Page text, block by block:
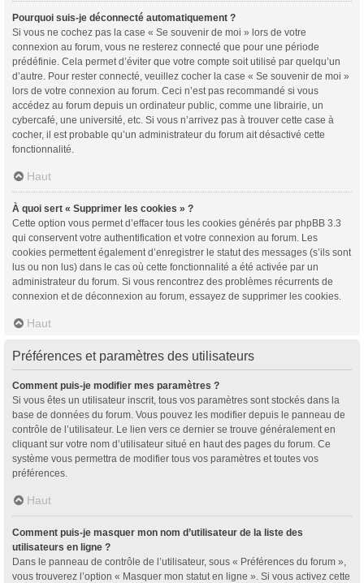
Pourquoi suis-je déconnecté automatiquement ?
Si vous ne cochez pas la case « Se souvenir de moi » lors de votre
connexion au forum, vous ne resterez connecté que pour une période
prédéfinie. Cela permet d’éviter que votre compte soit utilisé par quelqu’un
d’autre. Pour rester connecté, veuillez cocher la case « Se souvenir de moi »
lors de votre connexion au forum. Ceci n’est pas recommandé si vous
accédez au forum depuis un ordinateur public, comme une librairie, un
cybercafé, une université, etc. Si vous n’arrivez pas à trouver cette case à
cocher, il est probable qu’un administrateur du forum ait désactivé cette
fonctionnalité.
Haut
À quoi sert « Supprimer les cookies » ?
Cette option vous permet d’effacer tous les cookies générés par phpBB 3.3
qui conservent votre authentification et votre connexion au forum. Les
cookies permettent également d’enregistrer le statut des messages (s’ils sont
lus ou non lus) dans le cas où cette fonctionnalité a été activée par un
administrateur du forum. Si vous rencontrez des problèmes récurrents de
connexion et de déconnexion au forum, essayez de supprimer les cookies.
Haut
Préférences et paramètres des utilisateurs
Comment puis-je modifier mes paramètres ?
Si vous êtes un utilisateur inscrit, tous vos paramètres sont stockés dans la
base de données du forum. Vous pouvez les modifier depuis le panneau de
contrôle de l’utilisateur. Le lien vers ce dernier se trouve généralement en
cliquant sur votre nom d’utilisateur situé en haut des pages du forum. Ce
système vous permettra de modifier tous vos paramètres et toutes vos
préférences.
Haut
Comment puis-je masquer mon nom d’utilisateur de la liste des
utilisateurs en ligne ?
Dans le panneau de contrôle de l’utilisateur, sous « Préférences du forum »,
vous trouverez l’option « Masquer mon statut en ligne ». Si vous activez cette